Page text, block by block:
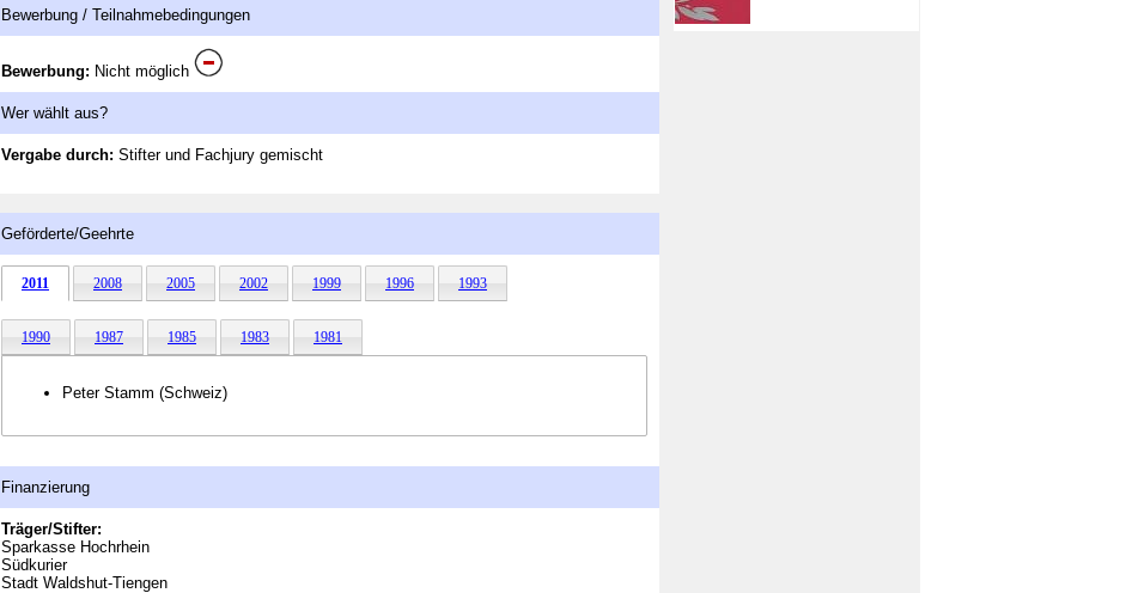
Bewerbung / Teilnahmebedingungen
Bewerbung: Nicht möglich
Wer wählt aus?
Vergabe durch: Stifter und Fachjury gemischt
Geförderte/Geehrte
2011 2008 2005 2002 1999 1996 1993
1990 1987 1985 1983 1981
Peter Stamm (Schweiz)
Finanzierung
Träger/Stifter:
Sparkasse Hochrhein
Südkurier
Stadt Waldshut-Tiengen